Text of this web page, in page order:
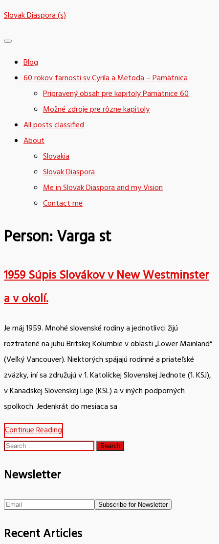
Skip
content
Slovak Diaspora (s)
Blog
60 rokov farnosti sv.Cyrila a Metoda – Pamätnica
Pripravený obsah pre kapitoly Pamätnice 60
Možné zdroje pre rôzne kapitoly
All posts classified
About
Slovakia
Slovak Diaspora
Me in Slovak Diaspora and my Vision
Contact me
Person:Varga st
1959 Súpis Slovákov v New Westminster
a v okolí.
Je máj 1959. Mnohé slovenské rodiny a jednotlivci žijú
roztratené na juhu Britskej Kolumbie v oblasti „Lower Mainland“
(Veľký Vancouver). Niektorých spájajú rodinné a priateľské
zväzky, iní sa združujú v 1. Katolíckej Slovenskej Jednote (1. KSJ),
v Kanadskej Slovenskej Lige (KSL) a v iných podporných
spolkoch. Jedenkrát do mesiaca sa
Continue Reading
Search
Newsletter
Recent Articles